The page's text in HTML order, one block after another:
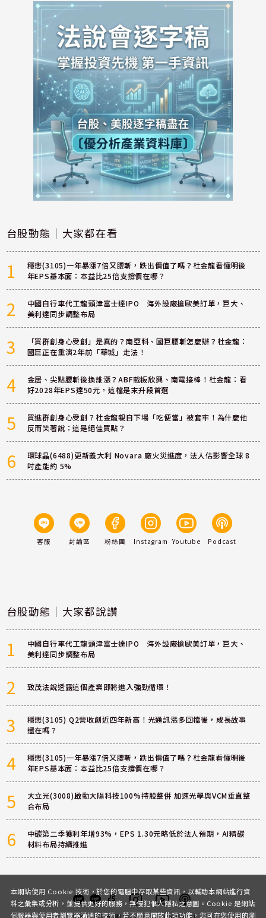
台股動態｜大家都在看
1
穩懋(3105)一年暴漲7倍又腰斬，跌出價值了嗎？杜金龍看懂明後
年EPS基本面：本益比25倍支撐價在哪？
2
中國自行車代工龍頭津富士達IPO 海外設廠搶歐美訂單，巨大、
美利達同步調整布局
3
「買群創身心受創」是真的？南亞科、國巨腰斬怎麼辦？杜金龍：
國巨正在重演2年前「華城」走法！
4
金居、尖點腰斬後換誰漲？ABF載板欣興、南電接棒！杜金龍：看
好2028年EPS達50元，這檔是末升段首選
5
買進群創身心受創？杜金龍親自下場「吃便當」被套牢！為什麼他
反而笑著說：這是絕佳買點？
6
環球晶(6488)更新義大利 Novara 廠火災進度，法人估影響全球 8
吋產能約 5%
客服 討論區 粉絲團 Instagram Youtube Podcast
台股動態｜大家都說讚
1
中國自行車代工龍頭津富士達IPO 海外設廠搶歐美訂單，巨大、
美利達同步調整布局
2 致茂法說透露這個產業即將進入強勁循環！
3
穩懋(3105) Q2營收創近四年新高！光通訊漲多回檔後，成長故事
還在嗎？
4
穩懋(3105)一年暴漲7倍又腰斬，跌出價值了嗎？杜金龍看懂明後
年EPS基本面：本益比25倍支撐價在哪？
5
大立光(3008)啟動大陽科技100%持股整併 加速光學與VCM垂直整
合布局
6
中碳第二季獲利年增93%，EPS 1.30元略低於法人預期，AI精碳
材料布局持續推進
客服 討論區粉絲團InstagramYoutubePodcast
本網站使用 Cookie 技術，於您的電腦中存取某些資訊，以輔助本網站進行資
料之彙集或分析，並提供更好的服務，無侵犯個人隱私之意圖。Cookie 是網站
伺服器與使用者瀏覽器溝通的技術，若不願意開放此項功能，您可在您使用的瀏